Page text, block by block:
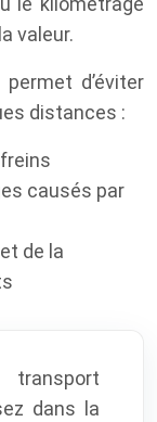
valeur.
d’éviter
distances :
causés par
de la
dans la